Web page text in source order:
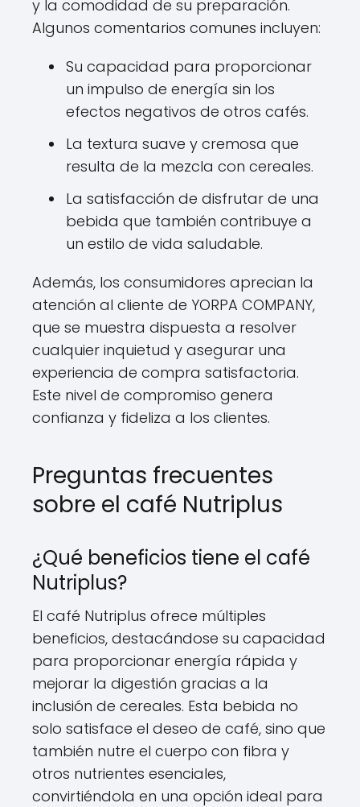
y la comodidad de su preparación.
Algunos comentarios comunes incluyen:
Su capacidad para proporcionar
un impulso de energía sin los
efectos negativos de otros cafés.
La textura suave y cremosa que
resulta de la mezcla con cereales.
La satisfacción de disfrutar de una
bebida que también contribuye a
un estilo de vida saludable.
Además, los consumidores aprecian la
atención al cliente de YORPA COMPANY,
que se muestra dispuesta a resolver
cualquier inquietud y asegurar una
experiencia de compra satisfactoria.
Este nivel de compromiso genera
confianza y fideliza a los clientes.
Preguntas frecuentes
sobre el café Nutriplus
¿Qué beneficios tiene el café
Nutriplus?
El café Nutriplus ofrece múltiples
beneficios, destacándose su capacidad
para proporcionar energía rápida y
mejorar la digestión gracias a la
inclusión de cereales. Esta bebida no
solo satisface el deseo de café, sino que
también nutre el cuerpo con fibra y
otros nutrientes esenciales,
convirtiéndola en una opción ideal para